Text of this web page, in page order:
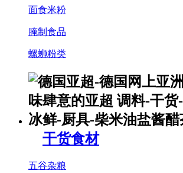
面食米粉
腌制食品
螺蛳粉类
干货食材
五谷杂粮